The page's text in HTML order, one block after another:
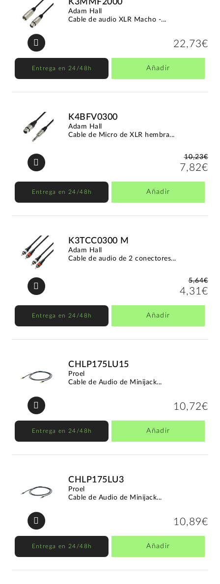
K3MMF2000
Adam Hall
Cable de audio XLR Macho -...
22,73€
Entrega en 24/48h Añadir
K4BFV0300
Adam Hall
Cable de Micro de XLR hembra...
10,23€
7,82€
Entrega en 24/48h Añadir
K3TCC0300 M
Adam Hall
Cable de audio de 2 conectores...
5,64€
4,31€
Entrega en 24/48h Añadir
CHLP175LU15
Proel
Cable de Audio de Minijack...
10,72€
Entrega en 24/48h Añadir
CHLP175LU3
Proel
Cable de Audio de Minijack...
10,89€
Entrega en 24/48h Añadir